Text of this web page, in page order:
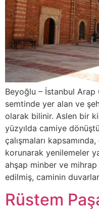
Beyoğlu – İstanbul Arap
semtinde yer alan ve
olarak bilinir. Aslen bir
yüzyılda camiye
çalışmaları
korunarak yenilemeler
ahşap minber ve
edilmiş, caminin
Rüstem